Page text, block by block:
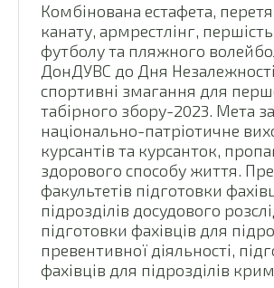
Комбінована естафета,
канату, армрестлінг,
футболу та пляжного
ДонДУВС до Дня
спортивні змагання для
табірного збору-2023. Мета
національно-патріотичне
курсантів та курсанток,
здорового способу життя.
факультетів підготовки
підрозділів досудового
підготовки фахівців для
превентивної діяльності,
фахівців для підрозділів